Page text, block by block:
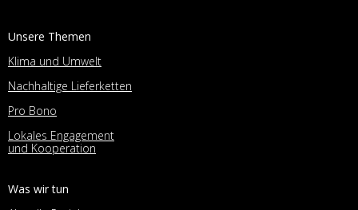
Unsere Themen
Klima und Umwelt
Nachhaltige Lieferketten
Pro Bono
Lokales Engagement
und Kooperation
Was wir tun